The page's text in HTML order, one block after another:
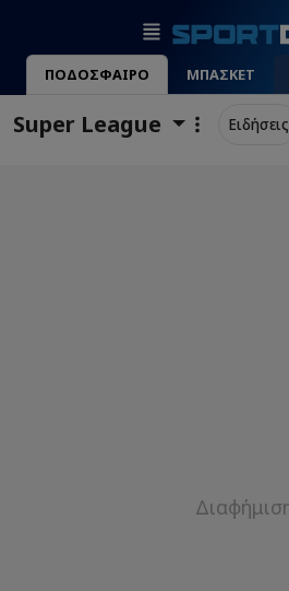
ΠΟΔΟΣΦΑΙΡΟ ΜΠΑΣΚΕΤ
Super League Ειδήσεις